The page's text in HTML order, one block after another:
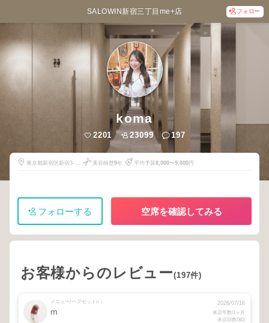
SALOWIN新宿三丁目me+店 フォロー
koma
2201 23099 197
東京都新宿区新宿3-
美容師歴9年 平均予算8,000〜9,000円
フォローする 空席を確認してみる
お客様からのレビュー(197件)
メニュー/ ヘアセット⑅ ⋆
m
2026/07/18
来店年数/1ヶ月
来店回数/3回